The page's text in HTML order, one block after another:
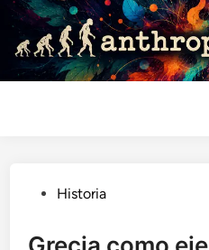
Saltar
contenido
Publicado
Historia